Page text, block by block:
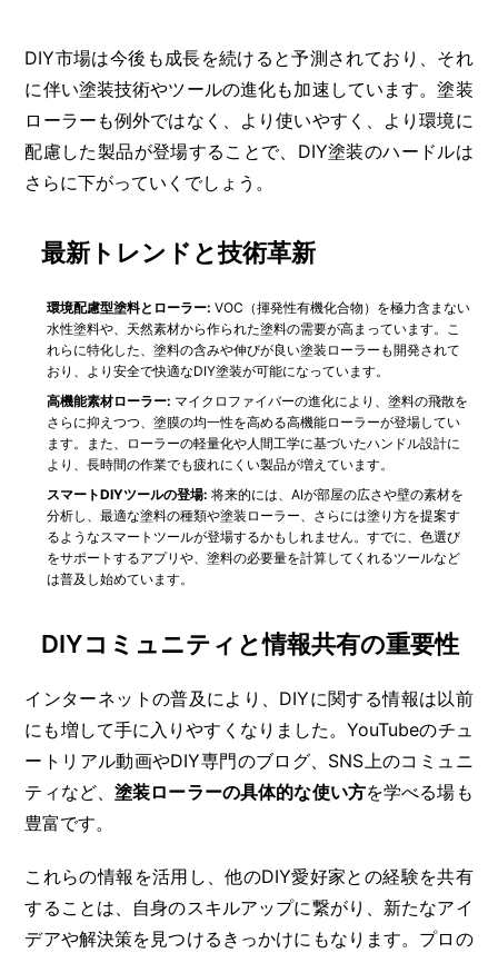
DIY市場は今後も成長を続けると予測されており、それ
に伴い塗装技術やツールの進化も加速しています。塗装
ローラーも例外ではなく、より使いやすく、より環境に
配慮した製品が登場することで、DIY塗装のハードルは
さらに下がっていくでしょう。
最新トレンドと技術革新
環境配慮型塗料とローラー: VOC（揮発性有機化合物）を極力含まない
水性塗料や、天然素材から作られた塗料の需要が高まっています。こ
れらに特化した、塗料の含みや伸びが良い塗装ローラーも開発されて
おり、より安全で快適なDIY塗装が可能になっています。
高機能素材ローラー: マイクロファイバーの進化により、塗料の飛散を
さらに抑えつつ、塗膜の均一性を高める高機能ローラーが登場してい
ます。また、ローラーの軽量化や人間工学に基づいたハンドル設計に
より、長時間の作業でも疲れにくい製品が増えています。
スマートDIYツールの登場: 将来的には、AIが部屋の広さや壁の素材を
分析し、最適な塗料の種類や塗装ローラー、さらには塗り方を提案す
るようなスマートツールが登場するかもしれません。すでに、色選び
をサポートするアプリや、塗料の必要量を計算してくれるツールなど
は普及し始めています。
DIYコミュニティと情報共有の重要性
インターネットの普及により、DIYに関する情報は以前
にも増して手に入りやすくなりました。YouTubeのチュ
ートリアル動画やDIY専門のブログ、SNS上のコミュニ
ティなど、塗装ローラーの具体的な使い方を学べる場も
豊富です。
これらの情報を活用し、他のDIY愛好家との経験を共有
することは、自身のスキルアップに繋がり、新たなアイ
デアや解決策を見つけるきっかけにもなります。プロの